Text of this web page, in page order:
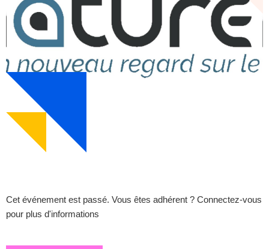
Cet événement est passé. Vous êtes adhérent ? Connectez-vous
pour plus d'informations